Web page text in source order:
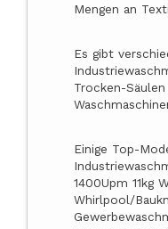
Mengen an
Es gibt
Trocken-
Einige Top-
1400Upm 11kg
Whirlpool/